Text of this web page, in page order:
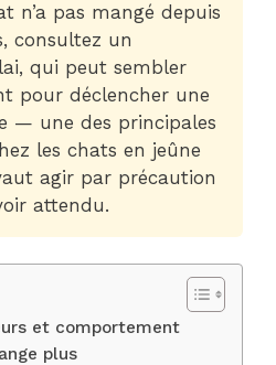
n’a pas mangé depuis
consultez un
qui peut sembler
pour déclencher une
— une des principales
les chats en jeûne
agir par précaution
attendu.
et comportement
plus